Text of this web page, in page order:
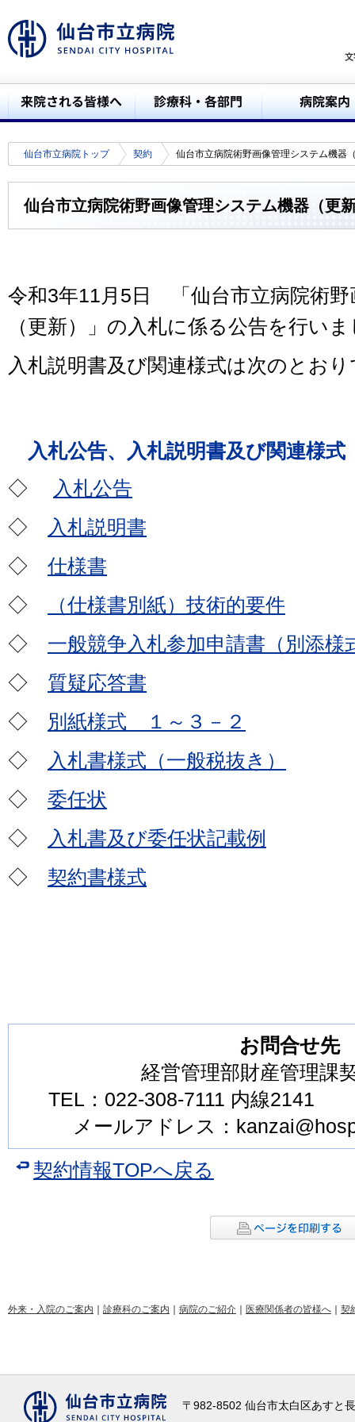
仙台市立病院トップ 契約 仙台市立病院術野画像管理システム機器
仙台市立病院術野画像管理システム機器（更
令和3年11月5日 「仙台市立病院術野
（更新）」の入札に係る公告を行い
入札説明書及び関連様式は次のとお
入札公告、入札説明書及び関連様式
◇
入札公告
◇
入札説明書
◇ 仕様書
◇
（仕様書別紙）技術的要件
◇ 一般競争入札参加申請書（別添様
◇ 質疑応答書
◇
別紙様式 １～３－２
◇
入札書様式（一般税抜き）
◇ 委任状
◇
入札書及び委任状記載例
◇ 契約書様式
お問合せ先
経営管理部財産管理課
TEL：022-308-7111 内線2141
メールアドレス：
契約情報TOPへ戻る
外来・入院のご案内 診療科のご案内 病院のご紹介 医療関係者の皆様へ 契
〒982-8502 仙台市太白区あす